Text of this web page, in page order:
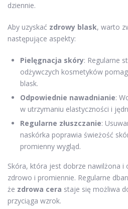
dziennie.
Aby uzyskać zdrowy blask, warto
następujące aspekty:
Pielęgnacja skóry: Regularne
odżywczych kosmetyków
blask.
Odpowiednie nawadnianie:
w utrzymaniu elastyczności i
Regularne złuszczanie:
naskórka poprawia świeżość
promienny wygląd.
Skóra, która jest dobrze nawilżona i
zdrowo i promiennie. Regularne
że zdrowa cera staje się możliwa
przyciąga wzrok.